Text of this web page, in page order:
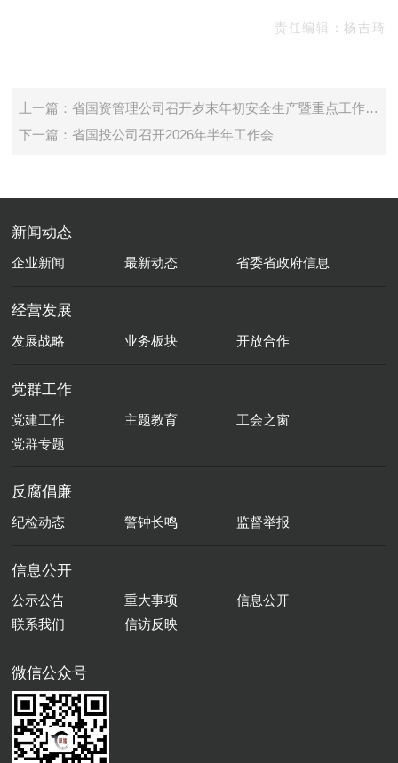
责任编辑：杨吉琦
上一篇：省国资管理公司召开岁末年初安全生产暨重点工作推动视频会议
下一篇：省国投公司召开2026年半年工作会
新闻动态
企业新闻 最新动态 省委省政府信息
经营发展
发展战略 业务板块 开放合作
党群工作
党建工作 主题教育
工会之窗
党群专题
反腐倡廉
纪检动态 警钟长鸣 监督举报
信息公开
公示公告 重大事项
信息公开
联系我们
信访反映
微信公众号